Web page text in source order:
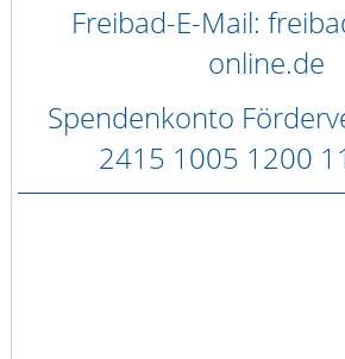
Freibad-E-Mail:
online.de
Spendenkonto
2415 1005 1200